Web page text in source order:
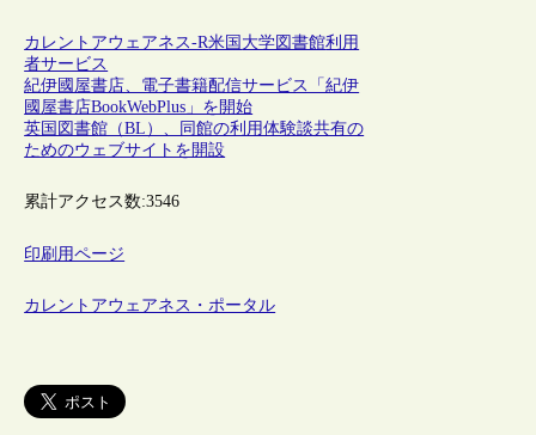
カレントアウェアネス-R米国 大学図書館利用
者サービス
紀伊國屋書店、電子書籍配信サービス「紀伊
國屋書店BookWebPlus」を開始
英国図書館（BL）、同館の利用体験談共有の
ためのウェブサイトを開設
累計アクセス数:3546
印刷用ページ
カレントアウェアネス・ポータル